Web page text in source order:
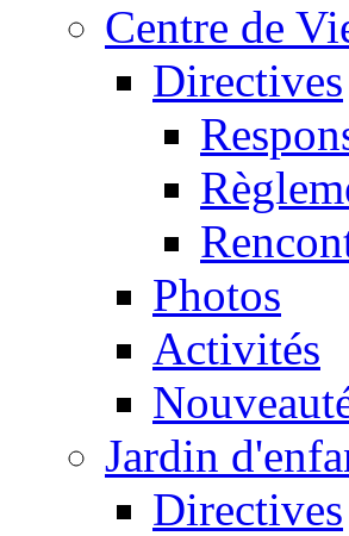
Centre de
Directives
Photos
Activités
Jardin
Directives